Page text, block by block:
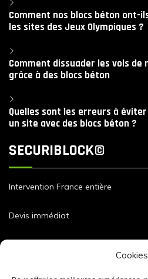
Cookies
Comment nos blocs béton ont-
les sites des Jeux Olympiques ?
Comment dissuader les vols
grâce à des blocs béton
Quelles sont les erreurs à
un site avec des blocs béton ?
SECURIBLOCK©
Intervention France entière
Devis immédiat